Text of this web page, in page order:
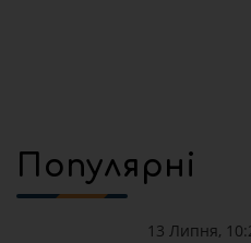
Популярні
13 Липня,